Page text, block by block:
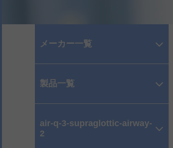
メーカー一覧
製品一覧
air-q-3-supraglottic-airway-
2